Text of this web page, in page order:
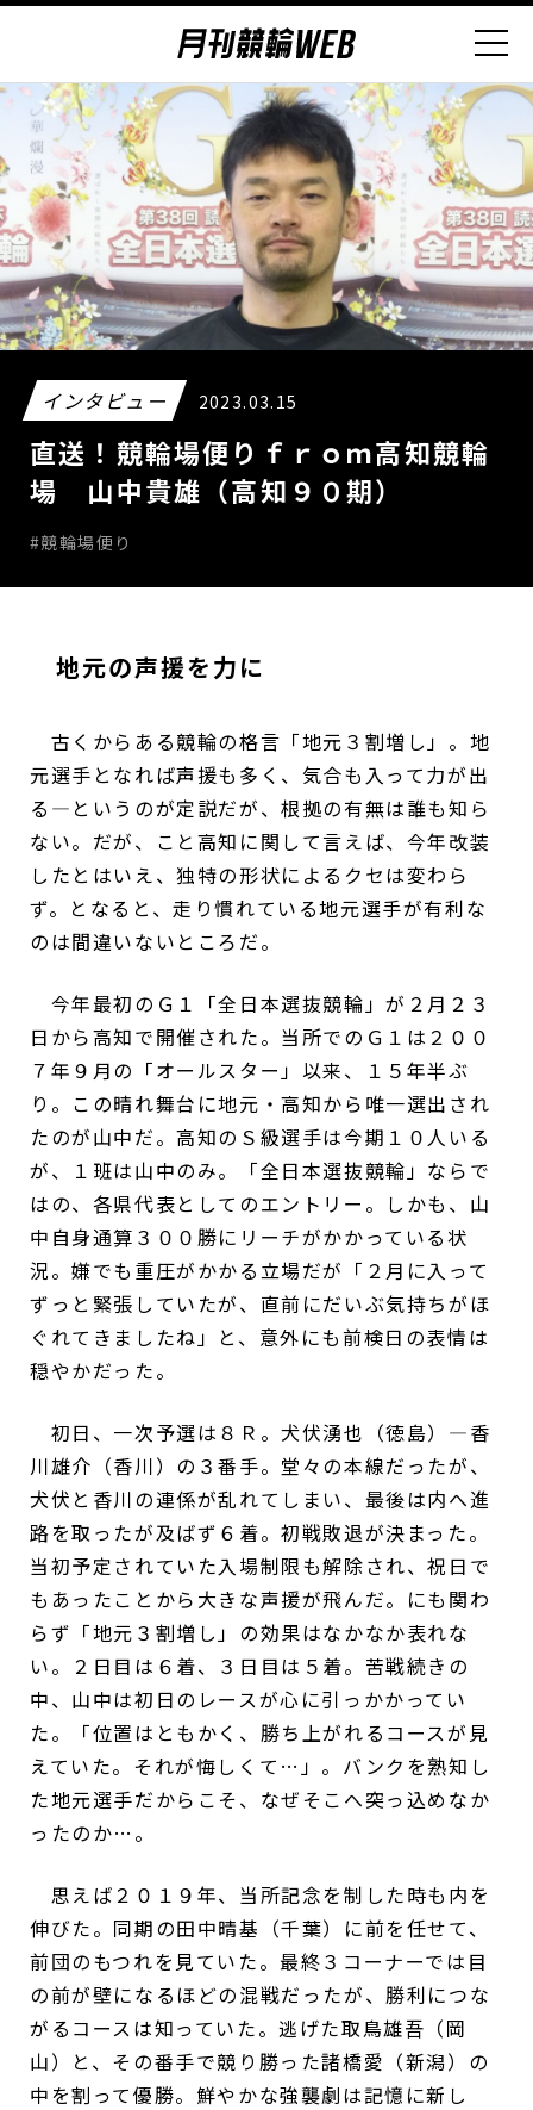
インタビュー 2023.03.15
直送！競輪場便りｆｒｏｍ高知競輪
場 山中貴雄（高知９０期）
#競輪場便り
地元の声援を力に
古くからある競輪の格言「地元３割増し」。地
元選手となれば声援も多く、気合も入って力が出
る―というのが定説だが、根拠の有無は誰も知ら
ない。だが、こと高知に関して言えば、今年改装
したとはいえ、独特の形状によるクセは変わら
ず。となると、走り慣れている地元選手が有利な
のは間違いないところだ。
今年最初のＧ１「全日本選抜競輪」が２月２３
日から高知で開催された。当所でのＧ１は２００
７年９月の「オールスター」以来、１５年半ぶ
り。この晴れ舞台に地元・高知から唯一選出され
たのが山中だ。高知のＳ級選手は今期１０人いる
が、１班は山中のみ。「全日本選抜競輪」ならで
はの、各県代表としてのエントリー。しかも、山
中自身通算３００勝にリーチがかかっている状
況。嫌でも重圧がかかる立場だが「２月に入って
ずっと緊張していたが、直前にだいぶ気持ちがほ
ぐれてきましたね」と、意外にも前検日の表情は
穏やかだった。
初日、一次予選は８Ｒ。犬伏湧也（徳島）―香
川雄介（香川）の３番手。堂々の本線だったが、
犬伏と香川の連係が乱れてしまい、最後は内へ進
路を取ったが及ばず６着。初戦敗退が決まった。
当初予定されていた入場制限も解除され、祝日で
もあったことから大きな声援が飛んだ。にも関わ
らず「地元３割増し」の効果はなかなか表れな
い。２日目は６着、３日目は５着。苦戦続きの
中、山中は初日のレースが心に引っかかってい
た。「位置はともかく、勝ち上がれるコースが見
えていた。それが悔しくて…」。バンクを熟知し
た地元選手だからこそ、なぜそこへ突っ込めなか
ったのか…。
思えば２０１９年、当所記念を制した時も内を
伸びた。同期の田中晴基（千葉）に前を任せて、
前団のもつれを見ていた。最終３コーナーでは目
の前が壁になるほどの混戦だったが、勝利につな
がるコースは知っていた。逃げた取鳥雄吾（岡
山）と、その番手で競り勝った諸橋愛（新潟）の
中を割って優勝。鮮やかな強襲劇は記憶に新し